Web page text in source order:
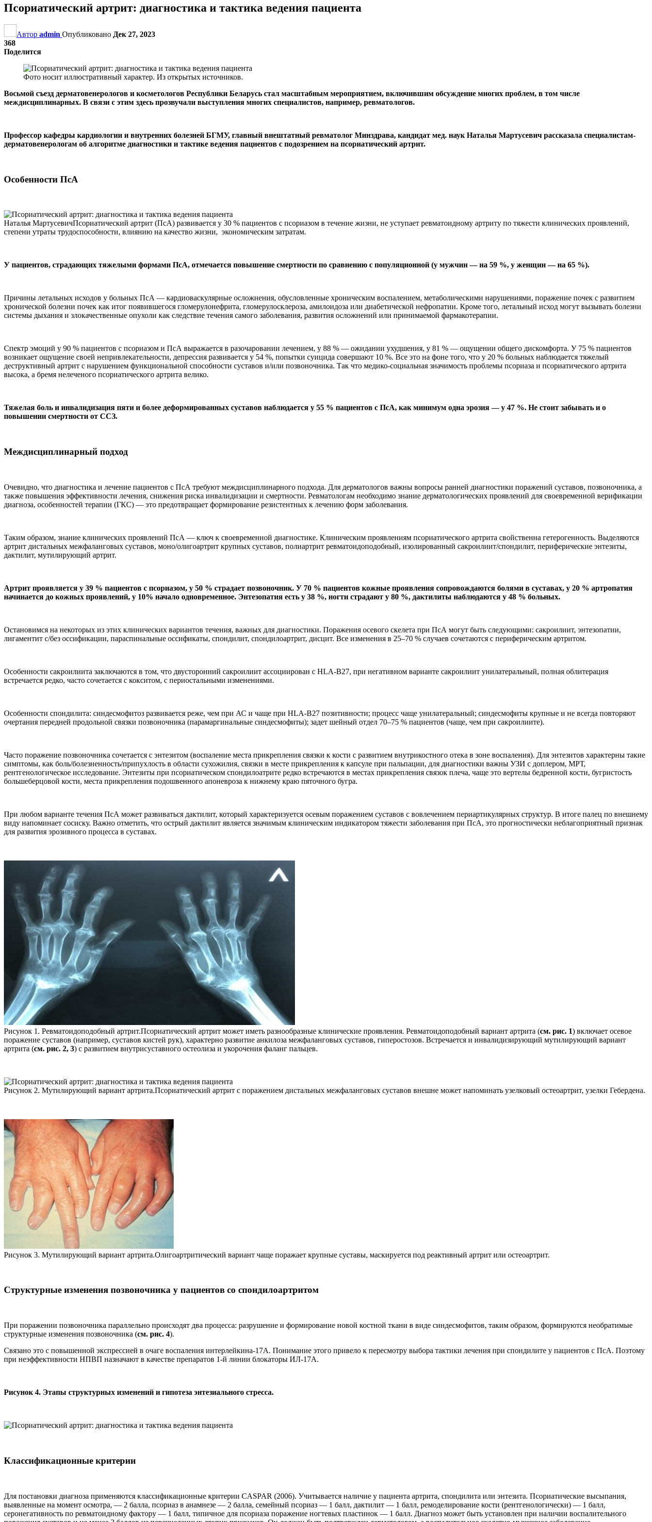
Псориатический артрит: диагностика и тактика ведения пациента
Автор admin Опубликовано Дек 27, 2023
368
Поделится
Фото носит иллюстративный характер. Из открытых источников.
Восьмой съезд дерматовенерологов и косметологов Республики Беларусь стал масштабным мероприятием, включившим обсуждение многих проблем, в том числе
междисциплинарных. В связи с этим здесь прозвучали выступления многих специалистов, например, ревматологов.
Профессор кафедры кардиологии и внутренних болезней БГМУ, главный внештатный ревматолог Минздрава, кандидат мед. наук Наталья Мартусевич рассказала специалистам-
дерматовенерологам об алгоритме диагностики и тактике ведения пациентов с подозрением на псориатический артрит.
Особенности ПсА
Наталья МартусевичПсориатический артрит (ПсА) развивается у 30 % пациентов с псориазом в течение жизни, не уступает ревматоидному артриту по тяжести клинических проявлений,
степени утраты трудоспособности, влиянию на качество жизни, экономическим затратам.
У пациентов, страдающих тяжелыми формами ПсА, отмечается повышение смертности по сравнению с популяционной (у мужчин — на 59 %, у женщин — на 65 %).
Причины летальных исходов у больных ПсА — кардиоваскулярные осложнения, обусловленные хроническим воспалением, метаболическими нарушениями, поражение почек с развитием
хронической болезни почек как итог появившегося гломерулонефрита, гломерулосклероза, амилоидоза или диабетической нефропатии. Кроме того, летальный исход могут вызывать болезни
системы дыхания и злокачественные опухоли как следствие течения самого заболевания, развития осложнений или принимаемой фармакотерапии.
Спектр эмоций у 90 % пациентов с псориазом и ПсА выражается в разочаровании лечением, у 88 % — ожидании ухудшения, у 81 % — ощущении общего дискомфорта. У 75 % пациентов
возникает ощущение своей непривлекательности, депрессия развивается у 54 %, попытки суицида совершают 10 %. Все это на фоне того, что у 20 % больных наблюдается тяжелый
деструктивный артрит с нарушением функциональной способности суставов и/или позвоночника. Так что медико-социальная значимость проблемы псориаза и псориатического артрита
высока, а бремя нелеченого псориатического артрита велико.
Тяжелая боль и инвалидизация пяти и более деформированных суставов наблюдается у 55 % пациентов с ПсА, как минимум одна эрозия — у 47 %. Не стоит забывать и о
повышении смертности от ССЗ.
Междисциплинарный подход
Очевидно, что диагностика и лечение пациентов с ПсА требуют междисциплинарного подхода. Для дерматологов важны вопросы ранней диагностики поражений суставов, позвоночника, а
также повышения эффективности лечения, снижения риска инвалидизации и смертности. Ревматологам необходимо знание дерматологических проявлений для своевременной верификации
диагноза, особенностей терапии (ГКС) — это предотвращает формирование резистентных к лечению форм заболевания.
Таким образом, знание клинических проявлений ПсА — ключ к своевременной диагностике. Клиническим проявлениям псориатического артрита свойственна гетерогенность. Выделяются
артрит дистальных межфаланговых суставов, моно/олигоартрит крупных суставов, полиартрит ревматоидоподобный, изолированный сакроилиит/спондилит, периферические энтезиты,
дактилит, мутилирующий артрит.
Артрит проявляется у 39 % пациентов с псориазом, у 50 % страдает позвоночник. У 70 % пациентов кожные проявления сопровождаются болями в суставах, у 20 % артропатия
начинается до кожных проявлений, у 10% начало одновременное. Энтезопатия есть у 38 %, ногти страдают у 80 %, дактилиты наблюдаются у 48 % больных.
Остановимся на некоторых из этих клинических вариантов течения, важных для диагностики. Поражения осевого скелета при ПсА могут быть следующими: сакроилиит, энтезопатии,
лигаментит с/без оссификации, параспинальные оссификаты, спондилит, спондилоартрит, дисцит. Все изменения в 25–70 % случаев сочетаются с периферическим артритом.
Особенности сакроилиита заключаются в том, что двусторонний сакроилиит ассоциирован с HLA-В27, при негативном варианте сакроилиит унилатеральный, полная облитерация
встречается редко, часто сочетается с кокситом, с периостальными изменениями.
Особенности спондилита: синдесмофитоз развивается реже, чем при АС и чаще при HLA-В27 позитивности; процесс чаще унилатеральный; синдесмофиты крупные и не всегда повторяют
очертания передней продольной связки позвоночника (парамаргинальные синдесмофиты); задет шейный отдел 70–75 % пациентов (чаще, чем при сакроилиите).
Часто поражение позвоночника сочетается с энтезитом (воспаление места прикрепления связки к кости с развитием внутрикостного отека в зоне воспаления). Для энтезитов характерны такие
симптомы, как боль/болезненность/припухлость в области сухожилия, связки в месте прикрепления к капсуле при пальпации, для диагностики важны УЗИ с доплером, МРТ,
рентгенологическое исследование. Энтезиты при псориатическом спондилоатрите редко встречаются в местах прикрепления связок плеча, чаще это вертелы бедренной кости, бугристость
большеберцовой кости, места прикрепления подошвенного апоневроза к нижнему краю пяточного бугра.
При любом варианте течения ПсА может развиваться дактилит, который характеризуется осевым поражением суставов с вовлечением периартикулярных структур. В итоге палец по внешнему
виду напоминает сосиску. Важно отметить, что острый дактилит является значимым клиническим индикатором тяжести заболевания при ПсА, это прогностически неблагоприятный признак
для развития эрозивного процесса в суставах.
Рисунок 1. Ревматоидоподобный артрит.Псориатический артрит может иметь разнообразные клинические проявления. Ревматоидоподобный вариант артрита (см. рис. 1) включает осевое
поражение суставов (например, суставов кистей рук), характерно развитие анкилоза межфаланговых суставов, гиперостозов. Встречается и инвалидизирующий мутилирующий вариант
артрита (см. рис. 2, 3) с развитием внутрисуставного остеолиза и укорочения фаланг пальцев.
Рисунок 2. Мутилирующий вариант артрита.Псориатический артрит с поражением дистальных межфаланговых суставов внешне может напоминать узелковый остеоартрит, узелки Гебердена.
Рисунок 3. Мутилирующий вариант артрита.Олигоартритический вариант чаще поражает крупные суставы, маскируется под реактивный артрит или остеоартрит.
Структурныe изменения позвоночника у пациентов со спондилоартритом
При поражении позвоночника параллельно происходят два процесса: разрушение и формирование новой костной ткани в виде синдесмофитов, таким образом, формируются необратимые
структурные изменения позвоночника (см. рис. 4).
Связано это с повышенной экспрессией в очаге воспаления интерлейкина-17А. Понимание этого привело к пересмотру выбора тактики лечения при спондилите у пациентов с ПсА. Поэтому
при неэффективности НПВП назначают в качестве препаратов 1-й линии блокаторы ИЛ-17А.
Рисунок 4. Этапы структурных изменений и гипотеза энтезиального стресса.
Классификационные критерии
Для постановки диагноза применяются классификационные критерии СASPAR (2006). Учитывается наличие у пациента артрита, спондилита или энтезита. Псориатические высыпания,
выявленные на момент осмотра, — 2 балла, псориаз в анамнезе — 2 балла, семейный псориаз — 1 балл, дактилит — 1 балл, ремоделирование кости (рентгенологически) — 1 балл,
серонегативность по ревматоидному фактору — 1 балл, типичное для псориаза поражение ногтевых пластинок — 1 балл. Диагноз может быть установлен при наличии воспалительного